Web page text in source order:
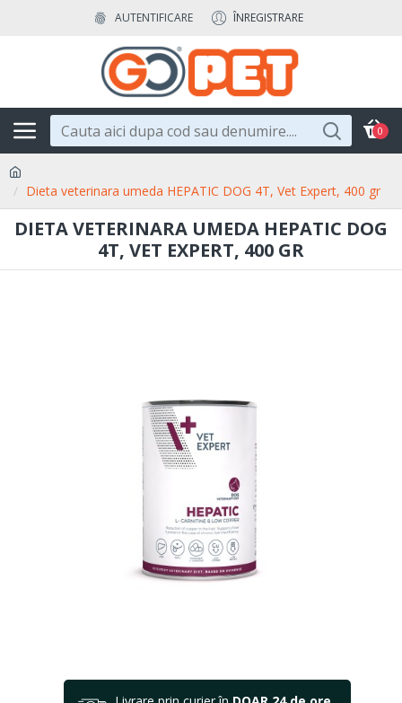
AUTENTIFICARE ÎNREGISTRARE
0
Dieta veterinara umeda HEPATIC DOG 4T, Vet Expert, 400 gr
DIETA VETERINARA UMEDA HEPATIC DOG
4T, VET EXPERT, 400 GR